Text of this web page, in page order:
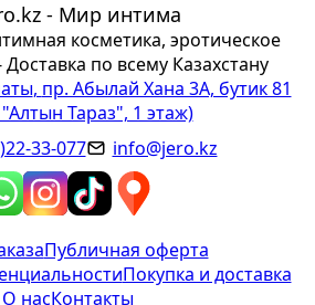
- Мир интима
косметика, эротическое
Доставка по всему Казахстану
, пр. Абылай Хана 3А, бутик 81
Тараз", 1 этаж)
33-077
info@jero.kz
Публичная оферта
Покупка и доставка
О насКонтакты